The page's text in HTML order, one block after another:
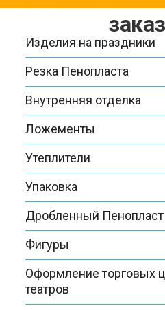
Изделия на праздники
Резка Пенопласта
Внутренняя отделка
Ложементы
Утеплители
Упаковка
Дробленный Пенопласт
Фигуры
Оформление торговых
театров